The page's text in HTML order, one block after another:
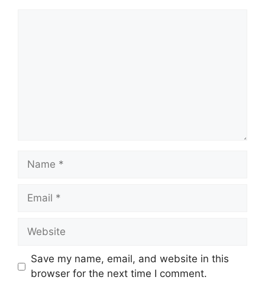
Name
Email
Website
Save my name, email, and website in this
browser for the next time I comment.